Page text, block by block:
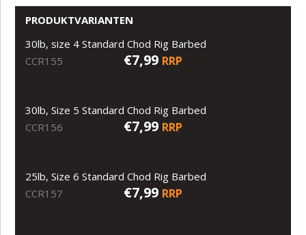
PRODUKTVARIANTEN
30lb, size 4 Standard Chod Rig Barbed
CCR155
€7,99 RRP
30lb, Size 5 Standard Chod Rig Barbed
CCR156
€7,99 RRP
25lb, Size 6 Standard Chod Rig Barbed
CCR157
€7,99 RRP